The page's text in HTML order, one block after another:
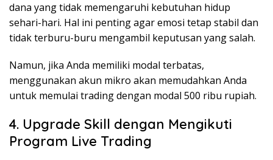
dana yang tidak memengaruhi kebutuhan hidup
sehari-hari. Hal ini penting agar emosi tetap stabil dan
tidak terburu-buru mengambil keputusan yang salah.
Namun, jika Anda memiliki modal terbatas,
menggunakan akun mikro akan memudahkan Anda
untuk memulai trading dengan modal 500 ribu rupiah.
4. Upgrade Skill dengan Mengikuti
Program Live Trading